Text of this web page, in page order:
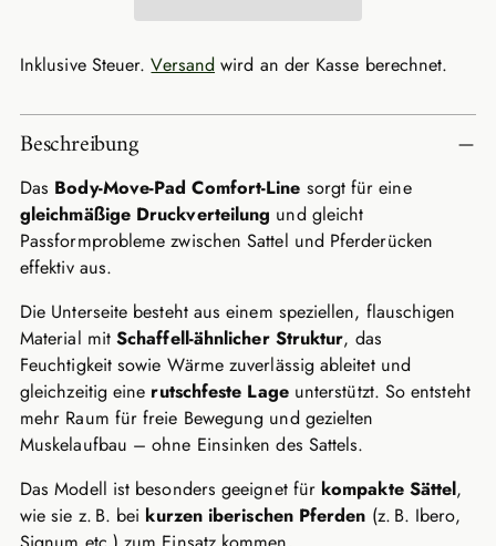
Inklusive Steuer.Versand wird an der Kasse berechnet.
Produkt
in
den
Warenkorb
legen
Beschreibung
Das Body-Move-Pad Comfort-Line sorgt für eine
gleichmäßige Druckverteilung und gleicht
Passformprobleme zwischen Sattel und Pferderücken
effektiv aus.
Die Unterseite besteht aus einem speziellen, flauschigen
Material mitSchaffell-ähnlicher Struktur, das
Feuchtigkeit sowie Wärme zuverlässig ableitet und
gleichzeitig eine rutschfeste Lageunterstützt. So entsteht
mehr Raum für freie Bewegung und gezielten
Muskelaufbau – ohne Einsinken des Sattels.
Das Modell ist besonders geeignet für kompakte Sättel,
wie sie z. B. bei kurzen iberischen Pferden (z. B. Ibero,